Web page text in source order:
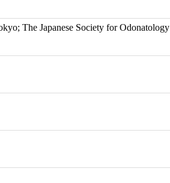
The Japanese Society for Odonatology